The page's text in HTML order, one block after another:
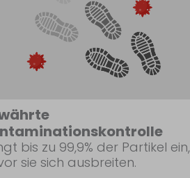
bis zu 99,9% der Partikel ein,
sie sich ausbreiten.